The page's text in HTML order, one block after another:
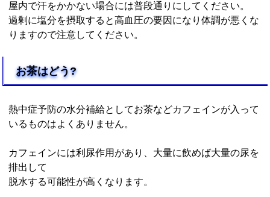
屋内で汗をかかない場合には普段通りにしてください。
過剰に塩分を摂取すると高血圧の要因になり体調が悪くな
りますので注意してください。
お茶はどう?
熱中症予防の水分補給としてお茶などカフェインが入って
いるものはよくありません。
カフェインには利尿作用があり、大量に飲めば大量の尿を
排出して
脱水する可能性が高くなります。